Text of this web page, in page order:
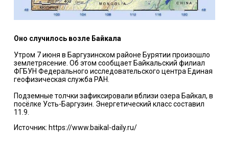
Оно случилось возле Байкала
Утром 7 июня в Баргузинском районе Бурятии произошло
землетрясение. Об этом сообщает Байкальский филиал
ФГБУН Федерального исследовательского центра Единая
геофизическая служба РАН.
Подземные толчки зафиксировали вблизи озера Байкал, в
посёлке Усть-Баргузин. Энергетический класс составил
11.9.
Источник: https://www.baikal-daily.ru/